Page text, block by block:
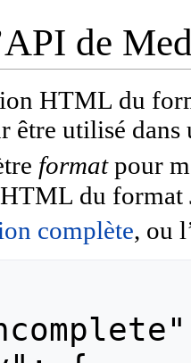
de
HTML du
être utilisé
formatpour
du format
complète, ou